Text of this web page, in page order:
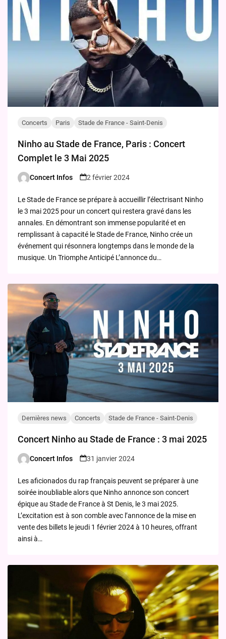
Concerts Paris Stade de France - Saint-Denis
Ninho au Stade de France, Paris : Concert
Complet le 3 Mai 2025
Posted
Concert Infos 2 février 2024
Le Stade de France se prépare à accueillir l’électrisant Ninho
le 3 mai 2025 pour un concert qui restera gravé dans les
annales. En démontrant son immense popularité et en
remplissant à capacité le Stade de France, Ninho crée un
événement qui résonnera longtemps dans le monde de la
musique. Un Triomphe Anticipé L’annonce du…
Dernières news Concerts Stade de France - Saint-Denis
Concert Ninho au Stade de France : 3 mai 2025
Posted
Concert Infos 31 janvier 2024
Les aficionados du rap français peuvent se préparer à une
soirée inoubliable alors que Ninho annonce son concert
épique au Stade de France à St Denis, le 3 mai 2025.
L’excitation est à son comble avec l’annonce de la mise en
vente des billets le jeudi 1 février 2024 à 10 heures, offrant
ainsi à…